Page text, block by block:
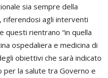
sia sempre della
riferendosi agli interventi
questi rientrano “in quella
ospedaliera e medicina di
obiettivi che sarà indicato
la salute tra Governo e